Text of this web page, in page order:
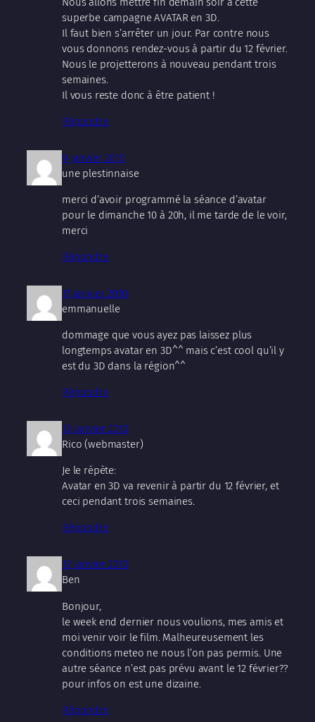
superbe campagne AVATAR en 3D.
Il faut bien s’arrêter un jour. Par contre nous
vous donnons rendez-vous à partir du 12 février.
Nous le projetterons à nouveau pendant trois
semaines.
Il vous reste donc à être patient !
Répondre
9 janvier 2010
une plestinnaise
merci d’avoir programmé la séance d’avatar
pour le dimanche 10 à 20h, il me tarde de le voir,
merci
Répondre
11 janvier 2010
emmanuelle
dommage que vous ayez pas laissez plus
longtemps avatar en 3D^^ mais c’est cool qu’il y
est du 3D dans la région^^
Répondre
12 janvier 2010
Rico (webmaster)
Je le répète:
Avatar en 3D va revenir à partir du 12 février, et
ceci pendant trois semaines.
Répondre
12 janvier 2010
Ben
Bonjour,
le week end dernier nous voulions, mes amis et
moi venir voir le film. Malheureusement les
conditions meteo ne nous l’on pas permis. Une
autre séance n’est pas prévu avant le 12 février??
pour infos on est une dizaine.
Répondre